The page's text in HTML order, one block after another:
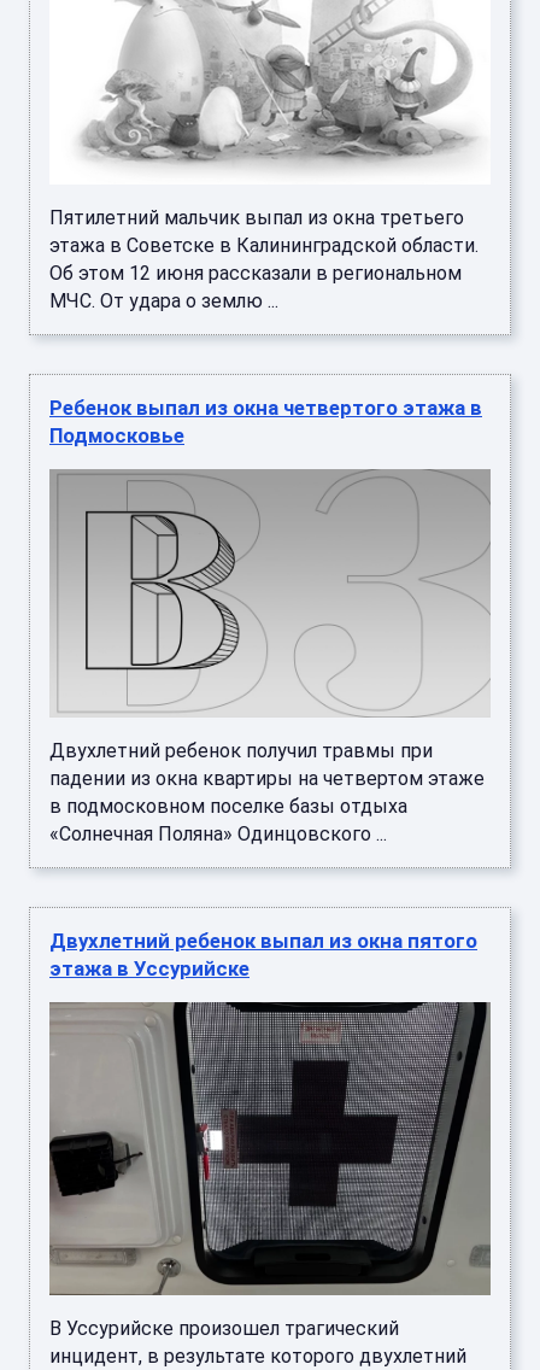
Пятилетний мальчик выпал из окна третьего
этажа в Советске в Калининградской области.
Об этом 12 июня рассказали в региональном
МЧС. От удара о землю ...
Ребенок выпал из окна четвертого этажа в
Подмосковье
Двухлетний ребенок получил травмы при
падении из окна квартиры на четвертом этаже
в подмосковном поселке базы отдыха
«Солнечная Поляна» Одинцовского ...
Двухлетний ребенок выпал из окна пятого
этажа в Уссурийске
В Уссурийске произошел трагический
инцидент, в результате которого двухлетний